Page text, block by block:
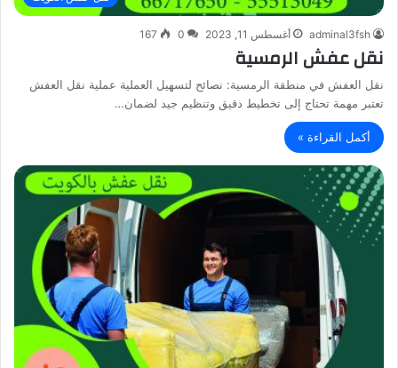
adminal3fsh أغسطس 11, 2023 0
167
نقل عفش الرمسية
نقل العفش في منطقة الرمسية: نصائح لتسهيل العملية عملية نقل العفش
تعتبر مهمة تحتاج إلى تخطيط دقيق وتنظيم جيد لضمان…
أكمل القراءة »